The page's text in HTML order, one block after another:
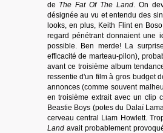
de The Fat Of The Land. On
désignée au vu et entendu des
looks, en plus, Keith Flint en
regard pénétrant donnaient une
possible. Ben merde! La
efficacité de marteau-pilon),
avant ce troisième album
ressentie d'un film à gros budget
annonces (comme souvent
en troisième extrait avec un clip
Beastie Boys (potes du Dalaï
cerveau central Liam Howlett.
Landavait probablement